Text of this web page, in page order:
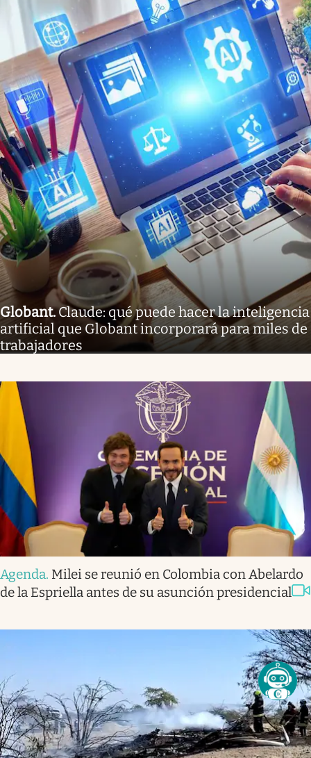
Globant.Claude: qué puede hacer la inteligencia
artificial que Globant incorporará para miles de
trabajadores
Agenda. Milei se reunió en Colombia con Abelardo
de la Espriella antes de su asunción presidencial